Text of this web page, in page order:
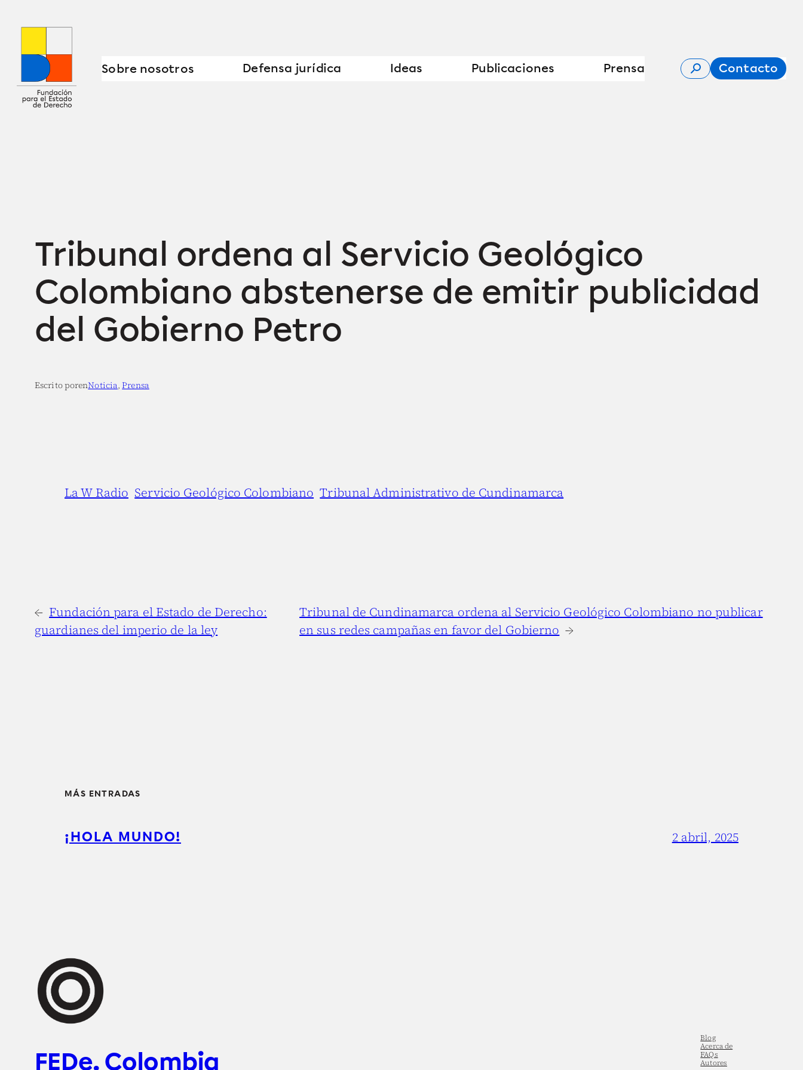
Sobre nosotros Defensa jurídica Ideas Publicaciones Prensa Contacto
Tribunal ordena al Servicio Geológico
Colombiano abstenerse de emitir publicidad
del Gobierno Petro
Escrito porenNoticia, Prensa
La W Radio Servicio Geológico Colombiano Tribunal Administrativo de Cundinamarca
← Fundación para el Estado de Derecho:
guardianes del imperio de la ley
Tribunal de Cundinamarca ordena al Servicio Geológico Colombiano no publicar
en sus redes campañas en favor del Gobierno →
MÁS ENTRADAS
¡HOLA MUNDO! 2 abril, 2025
FEDe. Colombia
Blog
Acerca de
FAQs
Autores